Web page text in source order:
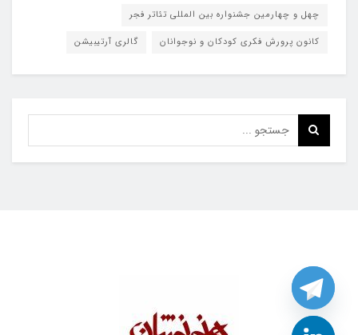
چهل و چهارمین جشنواره بین المللی تئاتر فجر
کانون پرورش فکری کودکان و نوجوانان
گالری آرتیبیشن